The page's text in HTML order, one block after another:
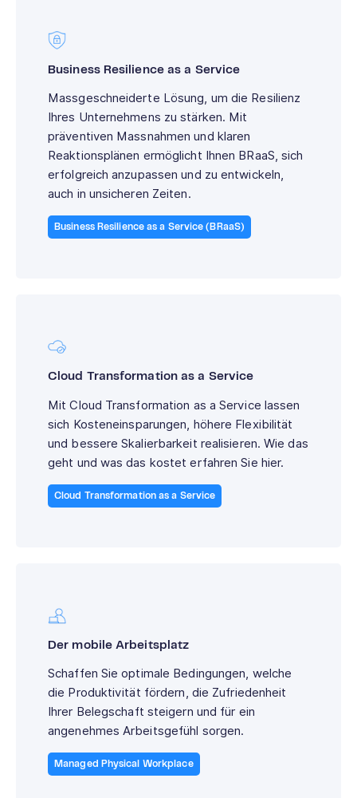
Business Resilience as a Service
Massgeschneiderte Lösung, um die Resilienz
Ihres Unternehmens zu stärken. Mit
präventiven Massnahmen und klaren
Reaktionsplänen ermöglicht Ihnen BRaaS, sich
erfolgreich anzupassen und zu entwickeln,
auch in unsicheren Zeiten.
Business Resilience as a Service (BRaaS)
Cloud Transformation as a Service
Mit Cloud Transformation as a Service lassen
sich Kosteneinsparungen, höhere Flexibilität
und bessere Skalierbarkeit realisieren. Wie das
geht und was das kostet erfahren Sie hier.
Cloud Transformation as a Service
Der mobile Arbeitsplatz
Schaffen Sie optimale Bedingungen, welche
die Produktivität fördern, die Zufriedenheit
Ihrer Belegschaft steigern und für ein
angenehmes Arbeitsgefühl sorgen.
Managed Physical Workplace